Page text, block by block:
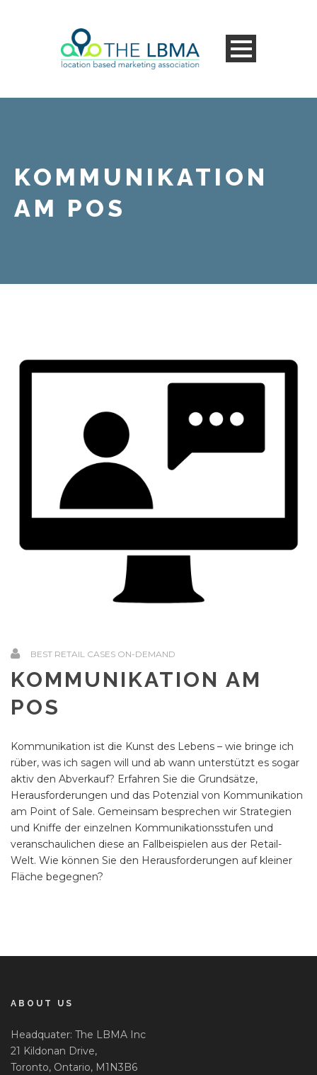
KOMMUNIKATION
AM POS
BEST RETAIL CASES ON-DEMAND
KOMMUNIKATION AM
POS
Kommunikation ist die Kunst des Lebens – wie bringe ich
rüber, was ich sagen will und ab wann unterstützt es sogar
aktiv den Abverkauf? Erfahren Sie die Grundsätze,
Herausforderungen und das Potenzial von Kommunikation
am Point of Sale. Gemeinsam besprechen wir Strategien
und Kniffe der einzelnen Kommunikationsstufen und
veranschaulichen diese an Fallbeispielen aus der Retail-
Welt. Wie können Sie den Herausforderungen auf kleiner
Fläche begegnen?
ABOUT US
Headquater: The LBMA Inc
21 Kildonan Drive,
Toronto, Ontario, M1N3B6